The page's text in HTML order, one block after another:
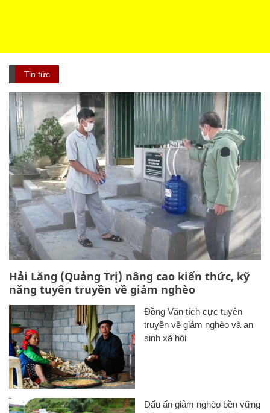
Tin tức
Hải Lăng (Quảng Trị) nâng cao kiến thức, kỹ
năng tuyên truyền về giảm nghèo
Đồng Văn tích cực tuyên
truyền về giảm nghèo và an
sinh xã hội
Dấu ấn giảm nghèo bền vững